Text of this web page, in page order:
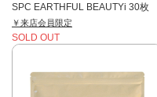
SPC EARTHFUL BEAUTYi 30枚
￥来店会員限定
SOLD OUT